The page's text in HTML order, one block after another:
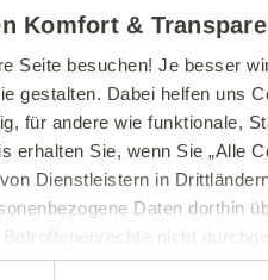
Komfort &
Seite besuchen! Je besser
gestalten. Dabei helfen uns
für andere wie funktionale,
erhalten Sie, wenn Sie „Alle
Dienstleistern in
Daten dorthin
Betroffenenrechte nicht
-übermittlung widerrufen und
Entdecken